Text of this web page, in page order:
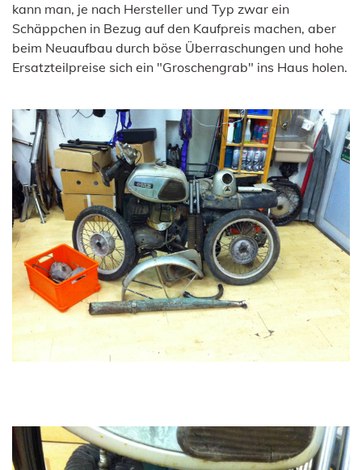
kann man, je nach Hersteller und Typ zwar ein
Schäppchen in Bezug auf den Kaufpreis machen, aber
beim Neuaufbau durch böse Überraschungen und hohe
Ersatzteilpreise sich ein "Groschengrab" ins Haus holen.